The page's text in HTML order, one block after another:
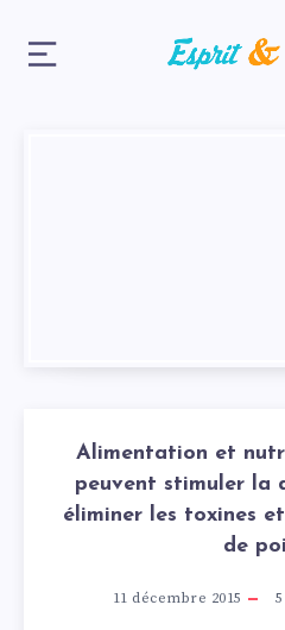
Alimentation et
peuvent stimuler la
éliminer les toxines
de
11 décembre 2015 5